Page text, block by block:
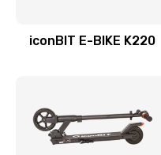
iconBIT E-BIKE K220